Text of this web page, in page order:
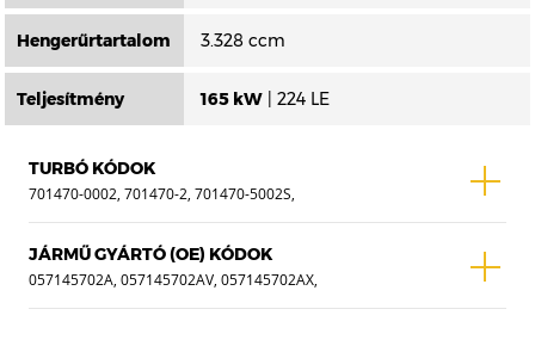
Hengerűrtartalom 3.328 ccm
Teljesítmény 165 kW | 224 LE
TURBÓ KÓDOK
701470-0002, 701470-2, 701470-5002S,
715294-0001, 715294-0002, 715294-0003,
715294-1, 715294-2, 715294-3, 715294-
5001S, 715294-5002S, 715294-5003S
JÁRMŰ GYÁRTÓ (OE) KÓDOK
057145702A, 057145702AV, 057145702AX,
057145702D, 057145702DV, 057145702DX,